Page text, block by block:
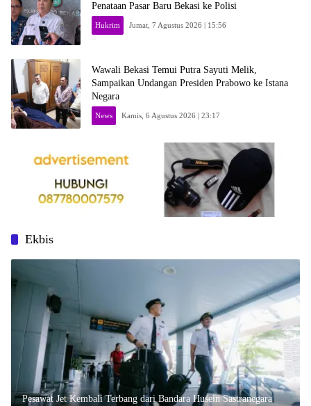
Penataan Pasar Baru Bekasi ke Polisi
Hukrim Jumat, 7 Agustus 2026 | 15:56
Wawali Bekasi Temui Putra Sayuti Melik,
Sampaikan Undangan Presiden Prabowo ke Istana
Negara
News Kamis, 6 Agustus 2026 | 23:17
Ekbis
Pesawat Jet Kembali Terbang dari Bandara Husein Sastranegara